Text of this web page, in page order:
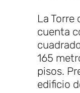
La Torre
cuenta
165
pisos.
edificio